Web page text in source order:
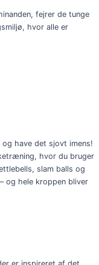
fejrer de tunge
hvor alle er
have det sjovt imens!
hvor du bruger
slam balls og
og hele kroppen bliver